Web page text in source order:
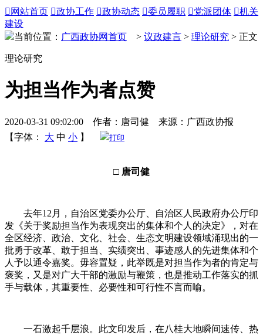
 网站首页 政协工作 政协动态 委员履职 党派团体 机关
建设
当前位置： 广西政协网首页 > 议政建言 > 理论研究 > 正文
理论研究
为担当作为者点赞
2020-03-31 09:02:00 作者：唐司健 来源：广西政协报
【字体：
大 中 小 】 打印
□ 唐司健
去年12月，自治区党委办公厅、自治区人民政府办公厅印
发《关于奖励担当作为表现突出的集体和个人的决定》，对在
全区经济、政治、文化、社会、生态文明建设领域涌现出的一
批勇于改革、敢于担当、实绩突出、事迹感人的先进集体和个
人予以通令嘉奖。毋容置疑，此举既是对担当作为者的肯定与
褒奖，又是对广大干部的激励与鞭策，也是推动工作落实的抓
手与载体，其重要性、必要性和可行性不言而喻。
一石激起千层浪。此文印发后，在八桂大地瞬间速传、热